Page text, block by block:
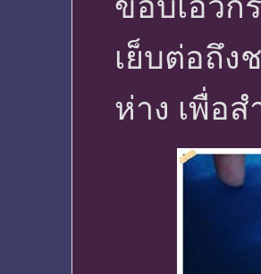
ขอบเอวก
เย็บต่อถึง
ห่าง เพื่อ